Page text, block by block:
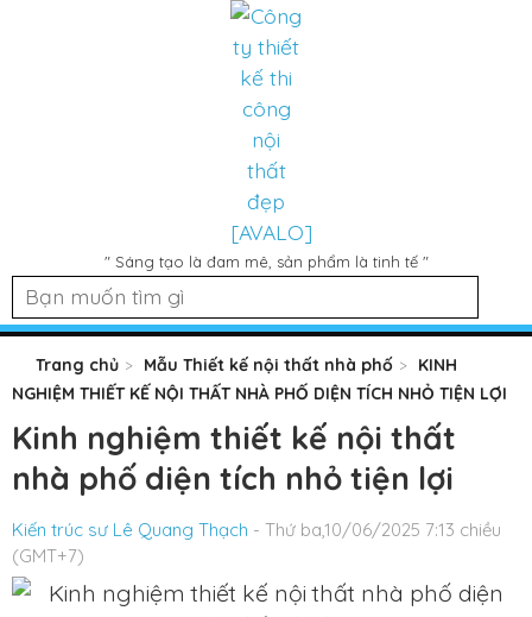
" Sáng tạo là đam mê, sản phẩm là tinh tế "
Trang chủ Mẫu Thiết kế nội thất nhà phố
KINH
NGHIỆM THIẾT KẾ NỘI THẤT NHÀ PHỐ DIỆN TÍCH NHỎ TIỆN LỢI
Kinh nghiệm thiết kế nội thất
nhà phố diện tích nhỏ tiện lợi
Kiến trúc sư Lê Quang Thạch - Thứ ba,10/06/2025 7:13 chiều
(GMT+7)